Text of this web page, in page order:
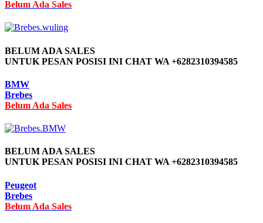
Belum Ada Sales
BELUM ADA SALES
UNTUK PESAN POSISI INI CHAT WA +6282310394585
BMW
Brebes
Belum Ada Sales
BELUM ADA SALES
UNTUK PESAN POSISI INI CHAT WA +6282310394585
Peugeot
Brebes
Belum Ada Sales